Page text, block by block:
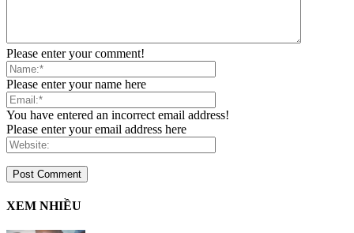
Please enter your comment!
Please enter your name here
You have entered an incorrect email address!
Please enter your email address here
XEM NHIỀU